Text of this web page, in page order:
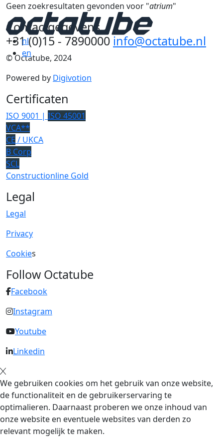
nl
en
Geen zoekresultaten gevonden voor "atrium"
Contactgegevens
+31 (0)15 - 7890000 info@octatube.nl
© Octatube, 2024
Powered by Digivotion
Certificaten
ISO 9001 | ISO 45001
VCA**
CE / UKCA
B Corp
SCL
Constructionline Gold
Legal
Legal
Privacy
Cookies
Follow Octatube
Facebook
Instagram
Youtube
Linkedin
We gebruiken cookies om het gebruik van onze website,
de functionaliteit en de gebruikerservaring te
optimalieren. Daarnaast proberen we onze inhoud van
onze website en eventuele websites van derden zo
relevant mogelijk te maken.